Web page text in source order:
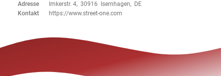
Adresse
Imkerstr. 4, 30916 Isernhagen, DE
Kontakt
https://www.street-one.com